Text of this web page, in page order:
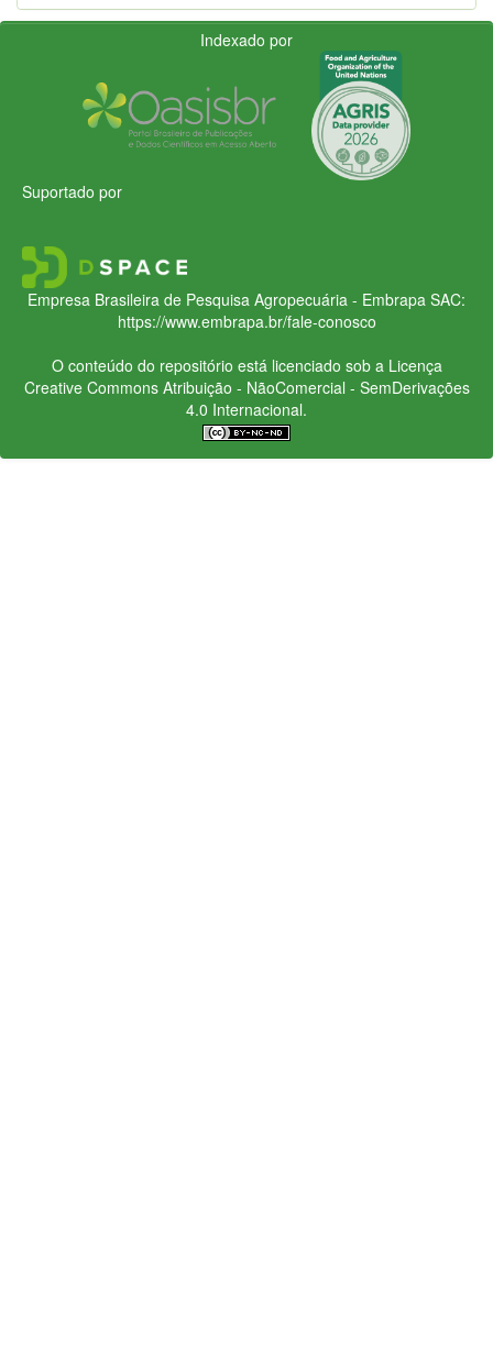
Indexado por
Suportado por
Empresa Brasileira de Pesquisa Agropecuária - Embrapa SAC:
https://www.embrapa.br/fale-conosco
O conteúdo do repositório está licenciado sob a Licença
Creative CommonsAtribuição - NãoComercial - SemDerivações
4.0 Internacional.